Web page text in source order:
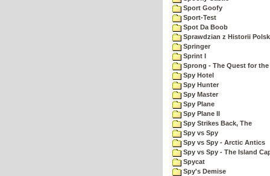
Sport Goofy
Sport-Test
Spot Da Boob
Sprawdzian z Historii
Springer
Sprint I
Sprong - The Quest for
Spy Hotel
Spy Hunter
Spy Master
Spy Plane
Spy Plane II
Spy Strikes Back, The
Spy vs Spy
Spy vs Spy - Arctic Antics
Spy vs Spy - The Island
Spycat
Spy's Demise